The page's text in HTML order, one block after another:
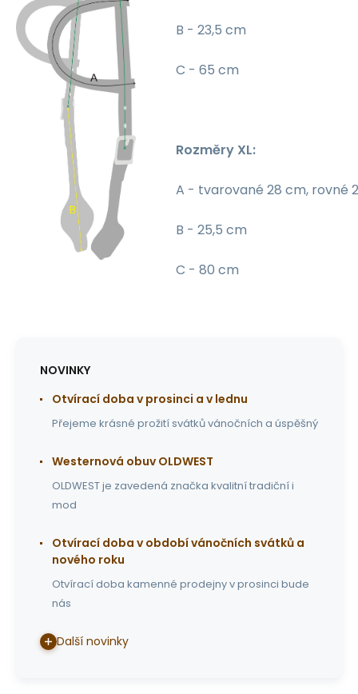
B - 23,5 cm
C - 65 cm
Rozměry XL:
A - tvarované 28 cm, rovné
B - 25,5 cm
C - 80 cm
NOVINKY
Otvírací doba v prosinci a v lednu
Přejeme krásné prožití svátků vánočních a úspěšný
Westernová obuv OLDWEST
OLDWEST je zavedená značka kvalitní tradiční i
mod
Otvírací doba v období vánočních svátků a
nového roku
Otvírací doba kamenné prodejny v prosinci bude
nás
Další novinky